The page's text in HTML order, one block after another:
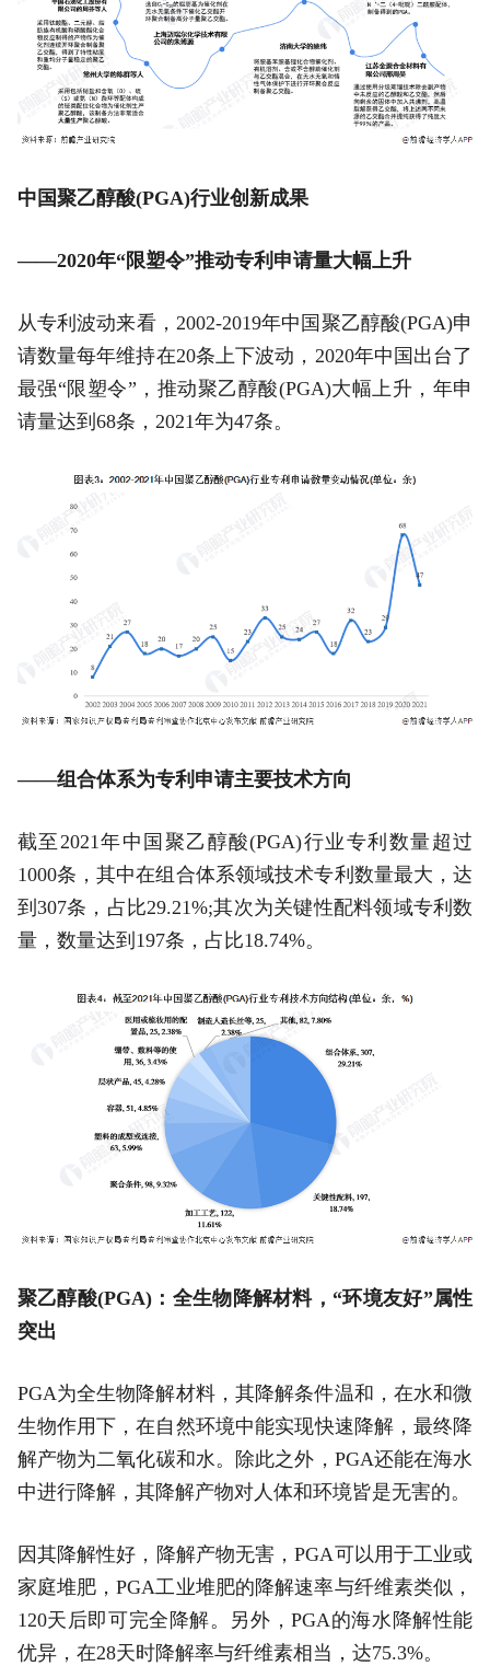
中国聚乙醇酸(PGA)行业创新成果
——2020年“限塑令”推动专利申请量大幅上升
从专利波动来看，2002-2019年中国聚乙醇酸(PGA)申
请数量每年维持在20条上下波动，2020年中国出台了
最强“限塑令”，推动聚乙醇酸(PGA)大幅上升，年申
请量达到68条，2021年为47条。
——组合体系为专利申请主要技术方向
截至2021年中国聚乙醇酸(PGA)行业专利数量超过
1000条，其中在组合体系领域技术专利数量最大，达
到307条，占比29.21%;其次为关键性配料领域专利数
量，数量达到197条，占比18.74%。
聚乙醇酸(PGA)：全生物降解材料，“环境友好”属性
突出
PGA为全生物降解材料，其降解条件温和，在水和微
生物作用下，在自然环境中能实现快速降解，最终降
解产物为二氧化碳和水。除此之外，PGA还能在海水
中进行降解，其降解产物对人体和环境皆是无害的。
因其降解性好，降解产物无害，PGA可以用于工业或
家庭堆肥，PGA工业堆肥的降解速率与纤维素类似，
120天后即可完全降解。另外，PGA的海水降解性能
优异，在28天时降解率与纤维素相当，达75.3%。